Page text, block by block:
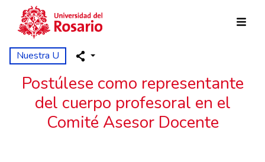
Pasar al contenido principal
Nuestra U
Postúlese como representante
del cuerpo profesoral en el
Comité Asesor Docente